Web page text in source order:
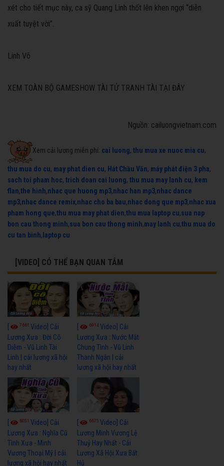
xét cho tiết mục này, ca sỹ Quang Linh thốt lên khen ngợi “diễn
xuất tuyệt vời”.
Linh Võ
XEM TOÀN BỘ GAMESHOW TÀI TỬ TRANH TÀI TẠI ĐÂY
Nguồn: cailuongvietnam.com
Xem cải lương miễn phí: cai luong, thu mua xe nuoc mia cu,
thu mua do cu, may phat dien cu, Hát Chầu Văn, máy phát điện 3 pha,
sach toi pham hoc, trich doan cai luong, thu mua may lanh cu, kem
flan,the hinh,nhac que huong mp3,nhac han mp3,nhac dance
mp3,nhac dance remix,nhac cho ba bau,nhac dong que mp3,nhac xua
pham hong que,thu mua may phat dien,thu mua laptop cu,sua nap
bon cau thong minh,sua bon cau thong minh,may lanh cu,thu mua do
cu tan binh, laptop cu
[VIDEO] CÓ THỂ BẠN QUAN TÂM
7661 Video] Cải
Lương Xưa : Đời Cô
Diễm - Vũ Linh Tài
Linh | cải lương xã hội
hay nhất
6914Video] Cải
Lương Xưa : Nước Mắt
Chung Tình - Vũ Linh
Thanh Ngân | cải
lương xã hội hay nhất
6051 Video] Cải
Lương Xưa : Nghĩa Cũ
Tình Xưa - Minh
Vương Thoại Mỹ | cải
lương xã hội hay nhất
6675Video] Cải
Lương Minh Vương Lệ
Thuỷ Hay Nhất - Cải
Lương Xã Hội Xưa Bất
Hủ